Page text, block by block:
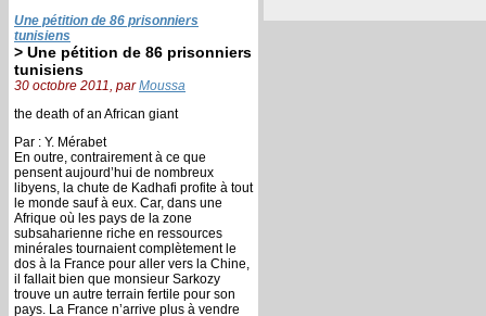
Une pétition de 86 prisonniers
tunisiens
> Une pétition de 86 prisonniers
tunisiens
30 octobre 2011, parMoussa
the death of an African giant
Par : Y. Mérabet
En outre, contrairement à ce que
pensent aujourd’hui de nombreux
libyens, la chute de Kadhafi profite à tout
le monde sauf à eux. Car, dans une
Afrique où les pays de la zone
subsaharienne riche en ressources
minérales tournaient complètement le
dos à la France pour aller vers la Chine,
il fallait bien que monsieur Sarkozy
trouve un autre terrain fertile pour son
pays. La France n’arrive plus à vendre